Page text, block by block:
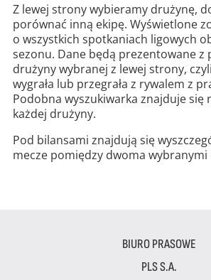
Z lewej strony wybieramy drużynę,
porównać inną ekipę. Wyświetlone
o wszystkich spotkaniach ligowych
sezonu. Dane będą prezentowane z
drużyny wybranej z lewej strony,
wygrała lub przegrała z rywalem z
Podobna wyszukiwarka znajduje się
każdej drużyny.
Pod bilansami znajdują się
mecze pomiędzy dwoma
BIURO PRASOWE
PLS S.A.